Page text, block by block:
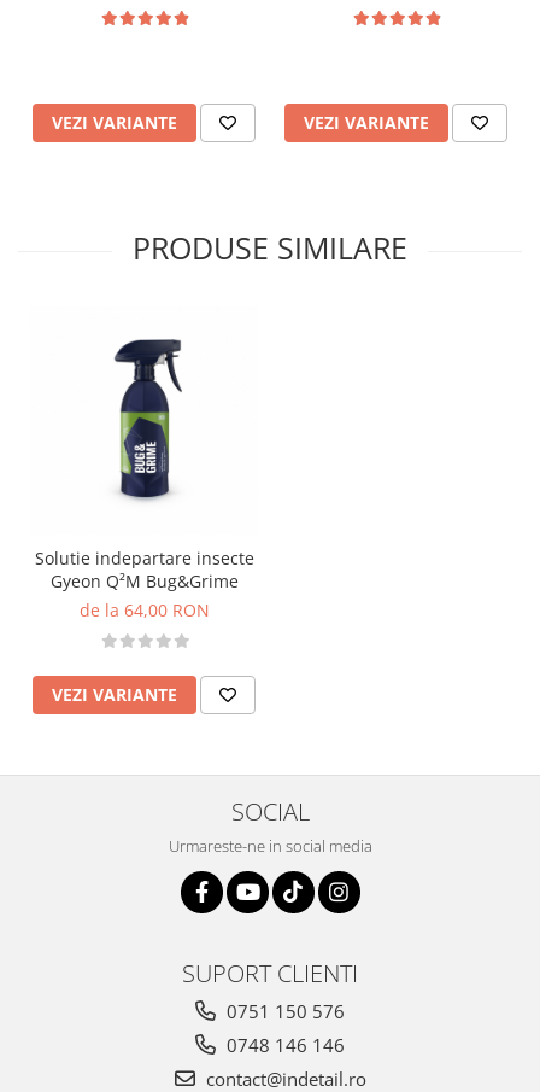
turcoaz
VEZI VARIANTE VEZI VARIANTE
PRODUSE SIMILARE
Solutie indepartare insecte
Gyeon Q²M Bug&Grime
de la 64,00 RON
VEZI VARIANTE
SOCIAL
Urmareste-ne in social media
SUPORT CLIENTI
0751 150 576
0748 146 146
contact@indetail.ro